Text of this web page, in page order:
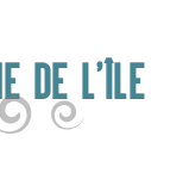
DE L'ÎLE